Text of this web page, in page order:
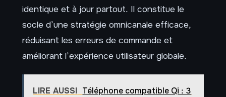
identique et à jour partout. Il constitue le
socle d’une stratégie omnicanale efficace,
réduisant les erreurs de commande et
améliorant l’expérience utilisateur globale.
LIRE AUSSI Téléphone compatible Qi : 3